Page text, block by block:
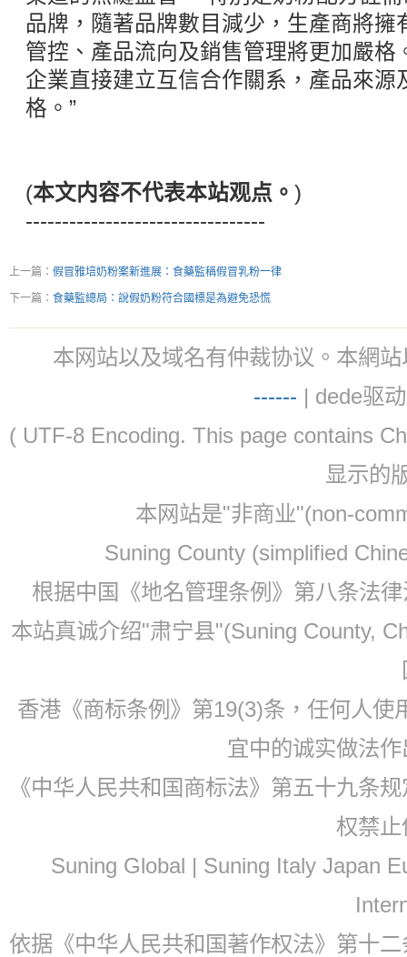
品牌，隨著品牌數目減少，生產商將擁
管控、產品流向及銷售管理將更加嚴格
企業直接建立互信合作關系，產品來源
格。”
(本文内容不代表本站观点。 )
---------------------------------
上一篇： 假冒雅培奶粉案新進展：食藥監稱假冒乳粉一律
下一篇： 食藥監總局：說假奶粉符合國標是為避免恐慌
本网站以及域名有仲裁协议。本網
------ | dede驱
( UTF-8 Encoding. This page contains
显示的
本网站是"非商业"(non-
Suning County (simplified
根据中国《地名管理条例》第八条法
本站真诚介绍"肃宁县"(Suning County,
香港《商标条例》第19(3)条，任何人
宜中的诚实做法
《中华人民共和国商标法》第五十九条
权禁
Suning Global | Suning Italy Japan
依据《中华人民共和国著作权法》第十